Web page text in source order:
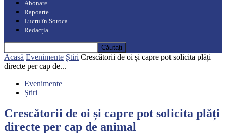
Abonare
Rapoarte
Lucru în Soroca
Redacția
Acasă Evenimente Știri Crescătorii de oi și capre pot solicita plăți
directe per cap de...
Evenimente
Știri
Crescătorii de oi și capre pot solicita plăți
directe per cap de animal